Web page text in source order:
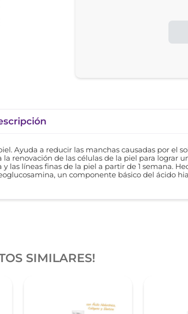
Ayuda a reducir las manchas causadas por el
renovación de las células de la piel para lograr
las líneas finas de la piel a partir de 1 semana.
un componente básico del ácido
SIMILARES!